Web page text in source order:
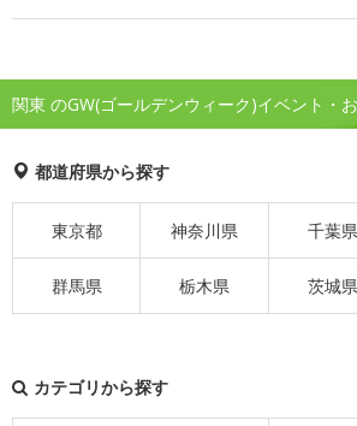
関東 のGW(ゴールデンウィーク)イベント・
都道府県から探す
東京都 神奈川県 千葉県
群馬県 栃木県 茨城県
カテゴリから探す